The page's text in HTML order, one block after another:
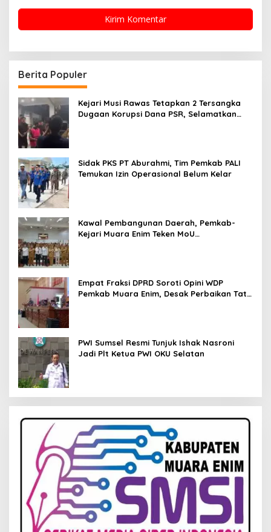
Berita Populer
Kejari Musi Rawas Tetapkan 2 Tersangka
Dugaan Korupsi Dana PSR, Selamatkan
Sidak PKS PT Aburahmi, Tim Pemkab PALI
Temukan Izin Operasional Belum Kelar
Kawal Pembangunan Daerah, Pemkab-
Kejari Muara Enim Teken MoU
Empat Fraksi DPRD Soroti Opini WDP
Pemkab Muara Enim, Desak Perbaikan Tata
PWI Sumsel Resmi Tunjuk Ishak Nasroni
Jadi Plt Ketua PWI OKU Selatan